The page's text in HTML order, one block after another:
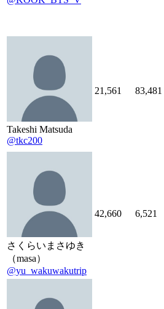
Takeshi Matsuda
@tkc200
21,561 83,481
さくらいまさゆき
（masa）
@yu_wakuwakutrip
42,660 6,521